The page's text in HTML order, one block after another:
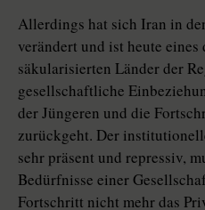
Allerdings hat sich Iran in
verändert und ist heute eines
säkularisierten Länder der
gesellschaftliche
der Jüngeren und die
zurückgeht. Der
sehr präsent und repressiv,
Bedürfnisse einer
Fortschritt nicht mehr das